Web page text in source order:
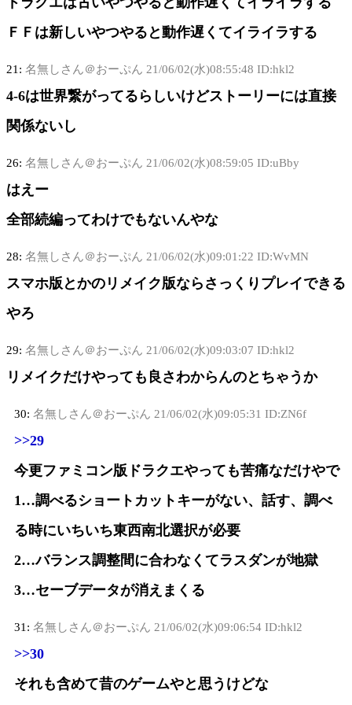
ＦＦは新しいやつやると動作遅くてイライラする
21: 名無しさん＠おーぷん 21/06/02(水)08:55:48 ID:hkl2
4-6は世界繋がってるらしいけどストーリーには直接
関係ないし
26: 名無しさん＠おーぷん 21/06/02(水)08:59:05 ID:uBby
はえー
全部続編ってわけでもないんやな
28: 名無しさん＠おーぷん 21/06/02(水)09:01:22 ID:WvMN
スマホ版とかのリメイク版ならさっくりプレイできる
やろ
29: 名無しさん＠おーぷん 21/06/02(水)09:03:07 ID:hkl2
リメイクだけやっても良さわからんのとちゃうか
30: 名無しさん＠おーぷん 21/06/02(水)09:05:31 ID:ZN6f
>>29
今更ファミコン版ドラクエやっても苦痛なだけやで
1…調べるショートカットキーがない、話す、調べ
る時にいちいち東西南北選択が必要
2…バランス調整間に合わなくてラスダンが地獄
3…セーブデータが消えまくる
31: 名無しさん＠おーぷん 21/06/02(水)09:06:54 ID:hkl2
>>30
それも含めて昔のゲームやと思うけどな